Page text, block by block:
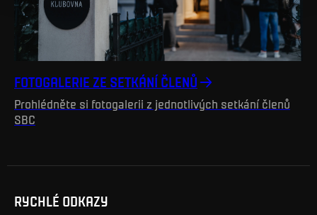
FOTOGALERIE ZE SETKÁNÍ ČLENŮ
Prohlédněte si fotogalerii z jednotlivých setkání členů
SBC
RYCHLÉ ODKAZY